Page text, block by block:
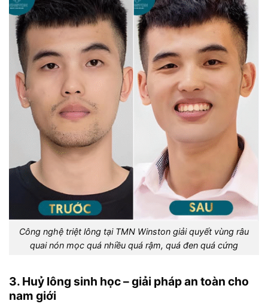
Công nghệ triệt lông tại TMN Winston giải quyết vùng râu
quai nón mọc quá nhiều quá rậm, quá đen quá cứng
3. Huỷ lông sinh học – giải pháp an toàn cho
nam giới